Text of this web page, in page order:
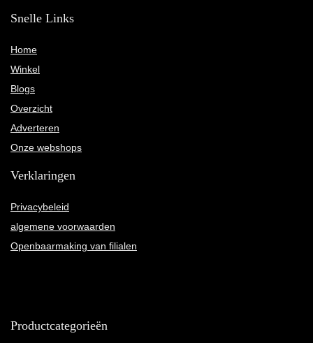
Snelle Links
Home
Winkel
Blogs
Overzicht
Adverteren
Onze webshops
Verklaringen
Privacybeleid
algemene voorwaarden
Openbaarmaking van filialen
Productcategorieën